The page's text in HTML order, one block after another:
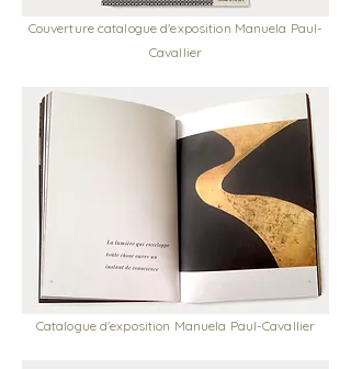
Couverture catalogue d'exposition Manuela Paul-
Cavallier
Catalogue d'exposition Manuela Paul-Cavallier